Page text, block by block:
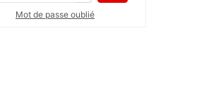
Mot de passe oublié